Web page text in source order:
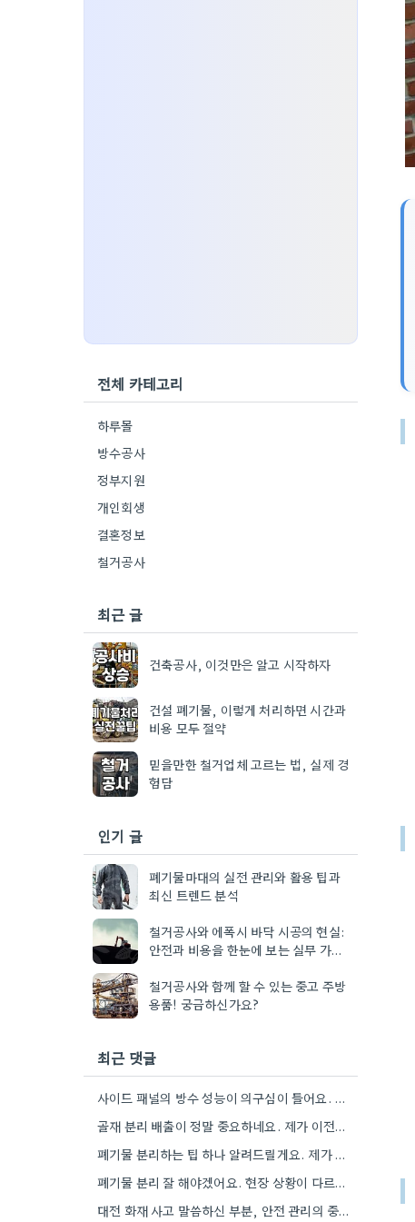
전체 카테고리
하루몰
방수공사
정부지원
개인회생
결혼정보
철거공사
최근 글
건축공사, 이것만은 알고 시작하자
건설 폐기물, 이렇게 처리하면 시간과
비용 모두 절약
믿을만한 철거업체 고르는 법, 실제 경
험담
인기 글
폐기물마대의 실전 관리와 활용 팁과
최신 트렌드 분석
철거공사와 에폭시 바닥 시공의 현실:
안전과 비용을 한눈에 보는 실무 가이
철거공사와 함께 할 수 있는 중고 주방
용품! 궁금하신가요?
최근 댓글
사이드 패널의 방수 성능이 의구심이 들어요. 관련 자료를 찾아봐야겠네요.
골재 분리 배출이 정말 중요하네요. 제가 이전에 비슷한 현장을 방문했을 때도 이렇게 철저하게 분류하지 않은…
폐기물 분리하는 팁 하나 알려드릴게요. 제가 작업할 때, 철근은 따로 모아두고 골재는 색깔별로 구분해서 보관했는데,…
폐기물 분리 잘 해야겠어요. 현장 상황이 다르고, 시스템 등록도 꼼꼼히 확인해야 하니까.
대전 화재 사고 말씀하신 부분, 안전 관리의 중요성을 다시 한번 생각하게 되네요. 특히 규모가 큰…